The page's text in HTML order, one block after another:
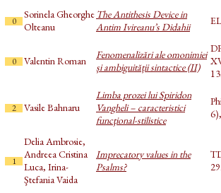
0
Sorinela Gheorghe
Olteanu
The Antithesis Device in
Antim Ivireanu’s Didahii
0 Valentin Roman
Fenomenalizări ale omonimiei
și ambiguității sintactice (II)
2 Vasile Bahnaru
Limba prozei lui Spiridon
Vangheli – caracteristici
funcţional-stilistice
1
Delia Ambrosie,
Andreea Cristina
Luca, Irina-
Ştefania Vaida
Imprecatory values in the
Psalms?